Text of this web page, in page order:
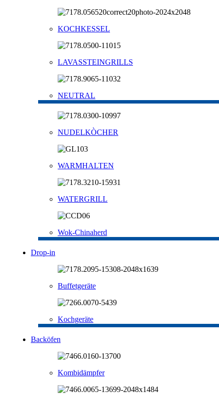
KOCHKESSEL
LAVASSTEINGRILLS
NEUTRAL
NUDELKÒCHER
WARMHALTEN
WATERGRILL
Wok-Chinaherd
Drop-in
Buffetgeräte
Kochgeräte
Backöfen
Kombidämpfer